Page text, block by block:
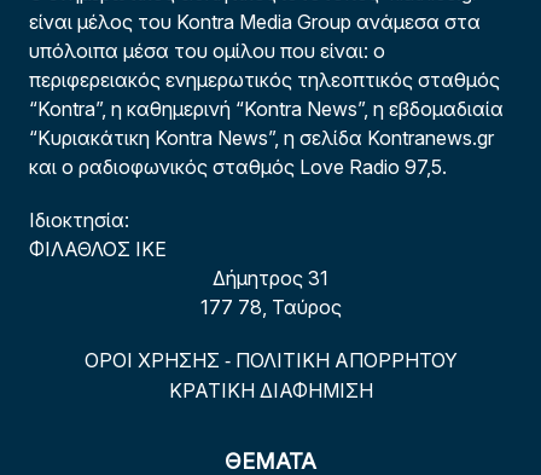
είναι μέλος του Kontra Media Group ανάμεσα στα
υπόλοιπα μέσα του ομίλου που είναι: ο
περιφερειακός ενημερωτικός τηλεοπτικός σταθμός
“Kontra”, η καθημερινή “Kontra News”, η εβδομαδιαία
“Κυριακάτικη Kontra News”, η σελίδα Kontranews.gr
και ο ραδιοφωνικός σταθμός Love Radio 97,5.
Ιδιοκτησία:
ΦΙΛΑΘΛΟΣ ΙΚΕ
Δήμητρος 31
177 78, Ταύρος
ΟΡΟΙ ΧΡΗΣΗΣ - ΠΟΛΙΤΙΚΗ ΑΠΟΡΡΗΤΟΥ
ΚΡΑΤΙΚΗ ΔΙΑΦΗΜΙΣΗ
ΘΕΜΑΤΑ